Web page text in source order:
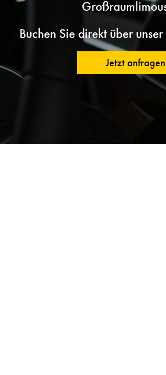
Buchen Sie direkt über
Jetzt anfragen